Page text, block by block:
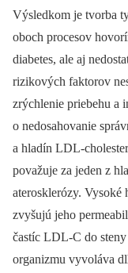
Výsledkom je tvorba
oboch procesov
diabetes, ale aj
rizikových faktorov
zrýchlenie priebehu a
o nedosahovanie
a hladín LDL-
považuje za jeden z
aterosklerózy.
zvyšujú jeho
častíc LDL-C do steny
organizmu vyvoláva